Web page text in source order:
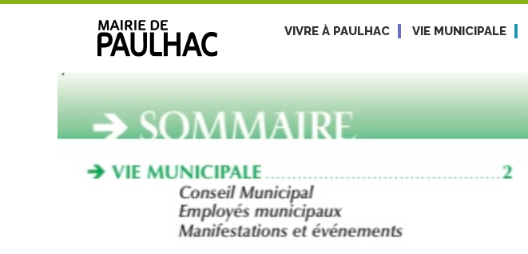
VIVRE À PAULHAC VIE MUNICIPALE